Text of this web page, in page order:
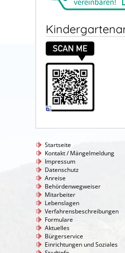
Startseite
Kontakt / Mängelmeldung
Impressum
Datenschutz
Anreise
Behördenwegweiser
Mitarbeiter
Lebenslagen
Verfahrensbeschreibungen
Formulare
Aktuelles
Bürgerservice
Einrichtungen und Soziales